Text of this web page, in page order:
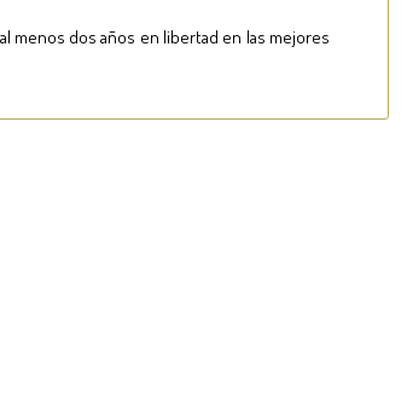
menos dos años en libertad en las mejores